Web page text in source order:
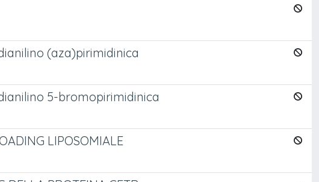
(aza)pirimidinica
5-bromopirimidinica
LIPOSOMIALE